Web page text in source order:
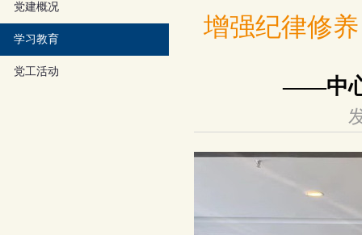
党建概况
学习教育
党工活动
增强纪律修
——中心